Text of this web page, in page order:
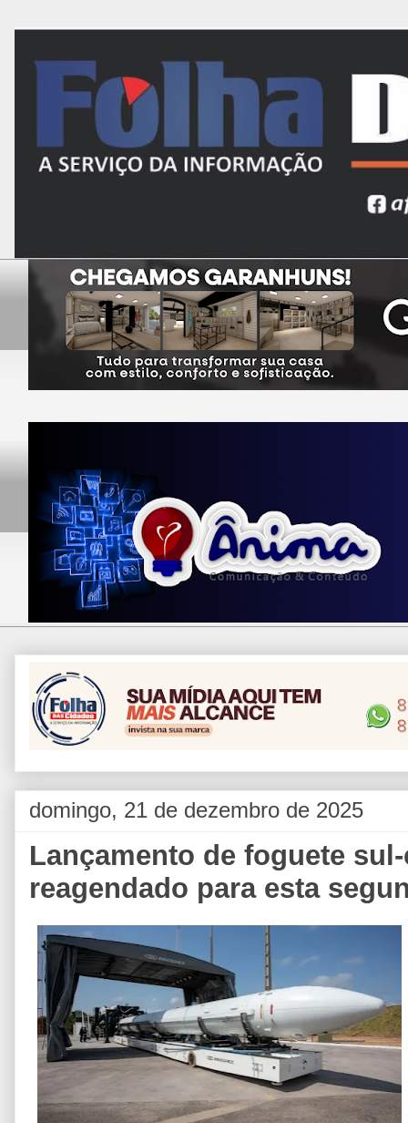
domingo, 21 de dezembro de 2025
Lançamento de foguete
reagendado para esta